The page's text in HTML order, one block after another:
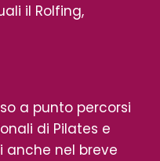
il Rolfing,
a punto percorsi
di Pilates e
anche nel breve